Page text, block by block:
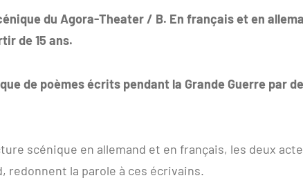
du Agora-Theater / B. En français et en
de 15 ans.
de poèmes écrits pendant la Grande Guerre par
scénique en allemand et en français, les deux
redonnent la parole à ces écrivains.